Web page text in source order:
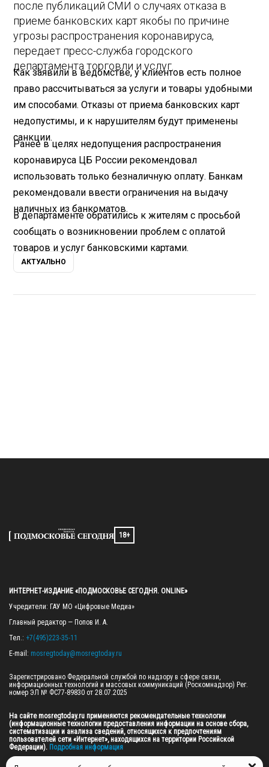
после публикаций СМИ о случаях отказа в
приеме банковских карт якобы по причине
угрозы распространения коронавируса,
передает пресс-служба городского
департамента торговли и услуг.
Как заявили в ведомстве, у клиентов есть полное
право рассчитываться за услуги и товары удобными
им способами. Отказы от приема банковских карт
недопустимы, и к нарушителям будут применены
санкции.
Ранее в целях недопущения распространения
коронавируса ЦБ России рекомендовал
использовать только безналичную оплату. Банкам
рекомендовали ввести ограничения на выдачу
наличных из банкоматов.
В департаменте обратились к жителям с просьбой
сообщать о возникновении проблем с оплатой
товаров и услуг банковскими картами.
АКТУАЛЬНО
18+
ИНТЕРНЕТ-ИЗДАНИЕ «ПОДМОСКОВЬЕ СЕГОДНЯ. ONLINE»
Учредители: ГАУ МО «Цифровые Медиа»
Главный редактор — Попов И. А.
Тел.: +7(495)223-35-11
E-mail: mosregtoday@mosregtoday.ru
Зарегистрировано Федеральной службой по надзору в сфере связи,
информационных технологий и массовых коммуникаций (Роскомнадзор) Рег.
номер ЭЛ № ФС77-89830 от 28.07.2025
На сайте mosregtoday.ru применяются рекомендательные технологии
(информационные технологии предоставления информации на основе сбора,
систематизации и анализа сведений, относящихся к предпочтениям
пользователей сети «Интернет», находящихся на территории Российской
Федерации). Подробная информация
© 2026 ПРАВА НА ВСЕ МАТЕРИАЛЫ САЙТА ПРИНАДЛЕЖАТ ГАУ МО "ЦИФРОВЫЕ